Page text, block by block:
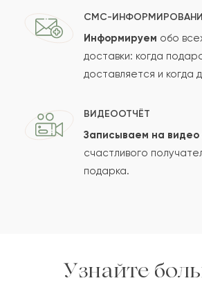
Рейтинг:
Проверяем на спам.
СМС-
Информируем обо
доставки: когда
доставляется и когда
ВИДЕООТЧЁТ
Записываем на видео
счастливого
подарка.
Узнайте